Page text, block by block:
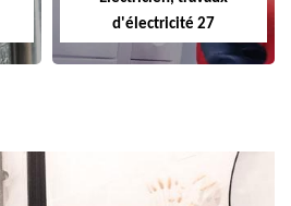
d'électricité 27